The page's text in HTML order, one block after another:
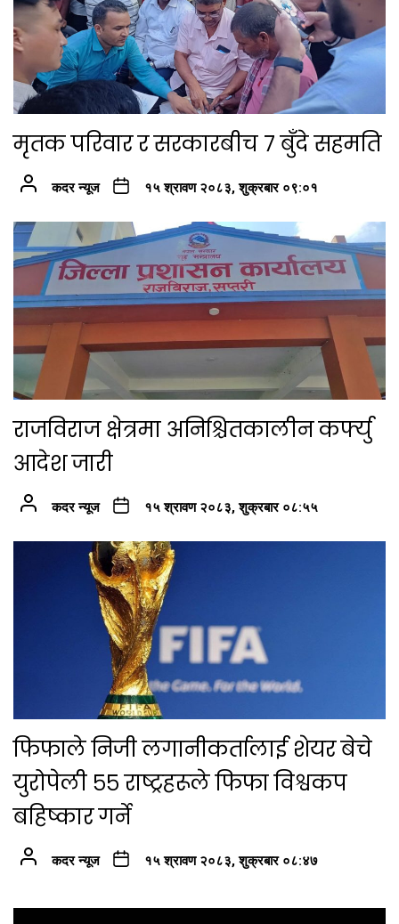
मृतक परिवार र सरकारबीच ७ बुँदे सहमति
कदर न्यूज १५ श्रावण २०८३, शुक्रबार ०९:०१
राजविराज क्षेत्रमा अनिश्चितकालीन कर्फ्यु
आदेश जारी
कदर न्यूज १५ श्रावण २०८३, शुक्रबार ०८:५५
फिफाले निजी लगानीकर्तालाई शेयर बेचे
युरोपेली ५५ राष्ट्रहरूले फिफा विश्वकप
बहिष्कार गर्ने
कदर न्यूज १५ श्रावण २०८३, शुक्रबार ०८:४७